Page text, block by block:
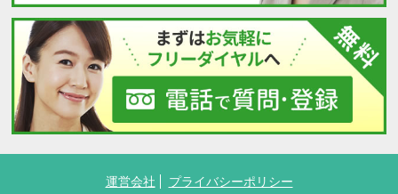
運営会社 プライバシーポリシー